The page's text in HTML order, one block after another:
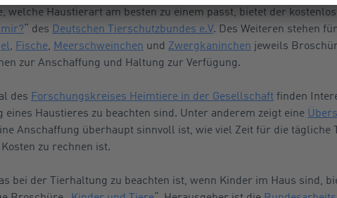
welche Haustierart am besten zu einem passt, bietet der
“ des Deutschen Tierschutzbundes e.V. Des Weiteren stehen
, Fische, Meerschweinchen und Zwergkaninchen jeweils
zur Anschaffung und Haltung zur Verfügung.
des Forschungskreises Heimtiere in der Gesellschaft finden
eines Haustieres zu beachten sind. Unter anderem zeigt eine
Anschaffung überhaupt sinnvoll ist, wie viel Zeit für die tägliche
zu rechnen ist.
bei der Tierhaltung zu beachten ist, wenn Kinder im Haus sind,